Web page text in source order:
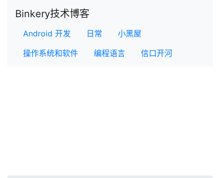
Binkery技术博客
Android 开发 日常
小黑屋
操作系统和软件
编程语言 信口开河